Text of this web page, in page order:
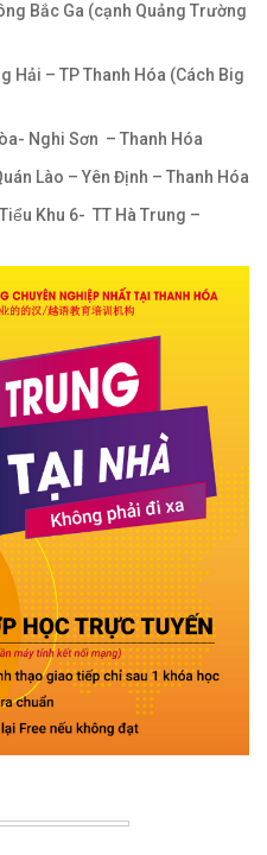
Bắc Ga (cạnh Quảng Trường
Hải – TP Thanh Hóa (Cách Big
Nghi Sơn – Thanh Hóa
Lào – Yên Định – Thanh Hóa
Khu 6- TT Hà Trung –